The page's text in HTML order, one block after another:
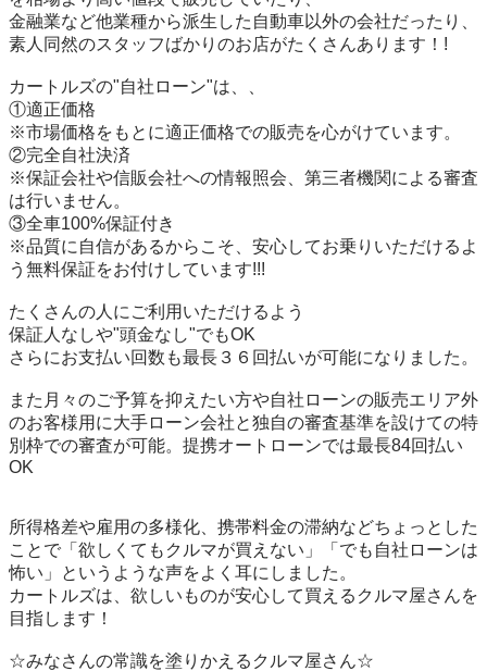
金融業など他業種から派生した自動車以外の会社だったり、
素人同然のスタッフばかりのお店がたくさんあります！!
カートルズの"自社ローン"は、、
①適正価格
※市場価格をもとに適正価格での販売を心がけています。
②完全自社決済
※保証会社や信販会社への情報照会、第三者機関による審査
は行いません。
③全車100%保証付き
※品質に自信があるからこそ、安心してお乗りいただけるよ
う無料保証をお付けしています!!!
たくさんの人にご利用いただけるよう
保証人なしや"頭金なし"でもOK
さらにお支払い回数も最長３６回払いが可能になりました。
また月々のご予算を抑えたい方や自社ローンの販売エリア外
のお客様用に大手ローン会社と独自の審査基準を設けての特
別枠での審査が可能。提携オートローンでは最長84回払い
OK
所得格差や雇用の多様化、携帯料金の滞納などちょっとした
ことで「欲しくてもクルマが買えない」「でも自社ローンは
怖い」というような声をよく耳にしました。
カートルズは、欲しいものが安心して買えるクルマ屋さんを
目指します！
☆みなさんの常識を塗りかえるクルマ屋さん☆